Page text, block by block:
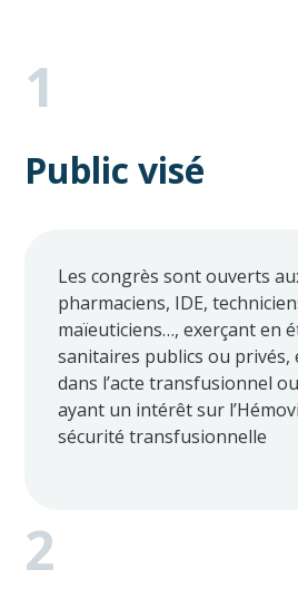
1
Public visé
Les congrès sont ouverts
pharmaciens, IDE,
maïeuticiens…, exerçant en
sanitaires publics ou privés,
dans l’acte transfusionnel
ayant un intérêt sur
sécurité transfusionnelle
2